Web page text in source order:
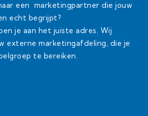
een marketingpartner die jouw
echt begrijpt?
je aan het juiste adres. Wij
externe marketingafdeling, die je
te bereiken.